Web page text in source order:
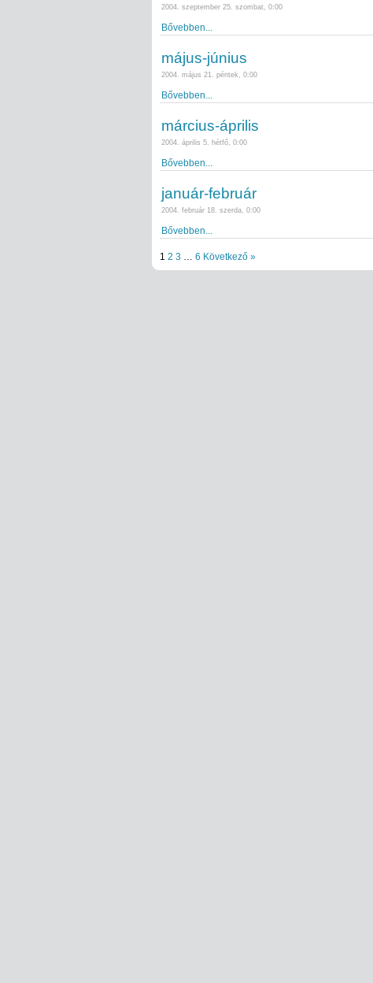
2004. szeptember 25. szombat, 0:00
Bővebben...
május-június
2004. május 21. péntek, 0:00
Bővebben...
március-április
2004. április 5. hétfő, 0:00
Bővebben...
január-február
2004. február 18. szerda, 0:00
Bővebben...
1 2 3 6 Következő »